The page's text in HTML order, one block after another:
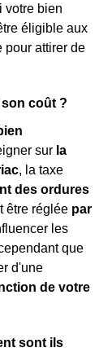
votre bien
éligible aux
pour attirer de
coût ?
sur la
, la taxe
des ordures
être réglée par
les
que
d'une
de votre
sont ils